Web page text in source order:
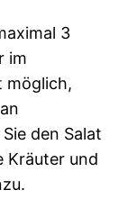
3
im
möglich,
den Salat
Kräuter und